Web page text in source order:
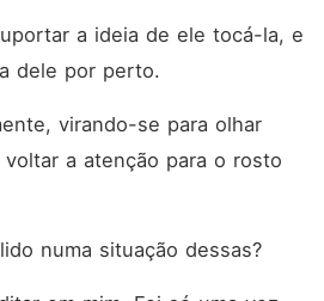
a ideia de ele tocá-la, e
dele por perto.
virando-se para olhar
a atenção para o rosto
numa situação dessas?